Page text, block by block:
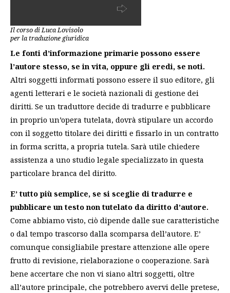
Il corso di Luca Lovisolo
per la traduzione giuridica
Le fonti d’informazione primarie possono essere
l’autore stesso, se in vita, oppure gli eredi, se noti.
Altri soggetti informati possono essere il suo editore, gli
agenti letterari e le società nazionali di gestione dei
diritti. Se un traduttore decide di tradurre e pubblicare
in proprio un’opera tutelata, dovrà stipulare un accordo
con il soggetto titolare dei diritti e fissarlo in un contratto
in forma scritta, a propria tutela. Sarà utile chiedere
assistenza a uno studio legale specializzato in questa
particolare branca del diritto.
E’ tutto più semplice, se si sceglie di tradurre e
pubblicare un testo non tutelato da diritto d’autore.
Come abbiamo visto, ciò dipende dalle sue caratteristiche
o dal tempo trascorso dalla scomparsa dell’autore. E’
comunque consigliabile prestare attenzione alle opere
frutto di revisione, rielaborazione o cooperazione. Sarà
bene accertare che non vi siano altri soggetti, oltre
all’autore principale, che potrebbero avervi delle pretese,